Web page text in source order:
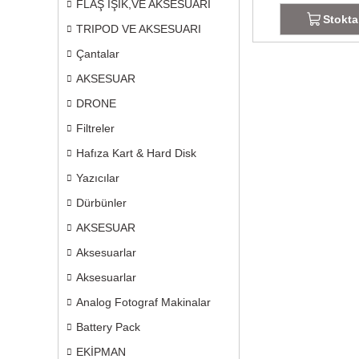
FLAŞ IŞIK,VE AKSESUARI
TRIPOD VE AKSESUARI
Çantalar
AKSESUAR
DRONE
Filtreler
Hafıza Kart & Hard Disk
Yazıcılar
Dürbünler
AKSESUAR
Aksesuarlar
Aksesuarlar
Analog Fotograf Makinalar
Battery Pack
EKİPMAN